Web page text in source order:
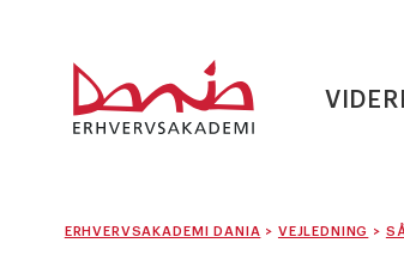
ERHVERVSAKADEMI DANIA > VEJLEDNING >